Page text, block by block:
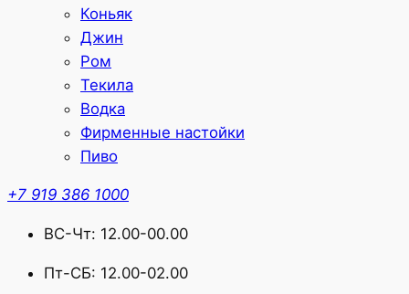
Коньяк
Джин
Ром
Текила
Водка
Фирменные настойки
Пиво
+7 919 386 1000
ВС-Чт: 12.00-00.00
Пт-СБ: 12.00-02.00